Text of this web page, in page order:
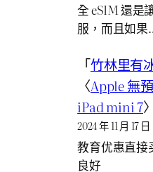
全 eSIM 還是
服，而且如
「竹林里有
〈Apple 無
iPad mini 7
2024 年 11 月 17 日
教育优惠直接
良好